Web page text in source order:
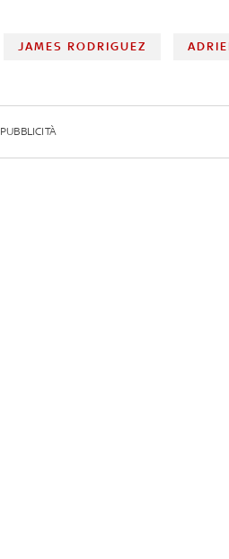
JAMES RODRIGUEZ
PUBBLICITÀ